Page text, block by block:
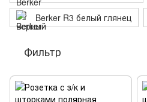
Berker R3 белый глянец
Фильтр